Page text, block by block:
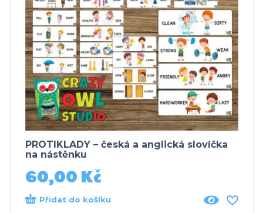
PROTIKLADY – česká a anglická slovíčka
na nástěnku
60,00 Kč
Přidat do košíku